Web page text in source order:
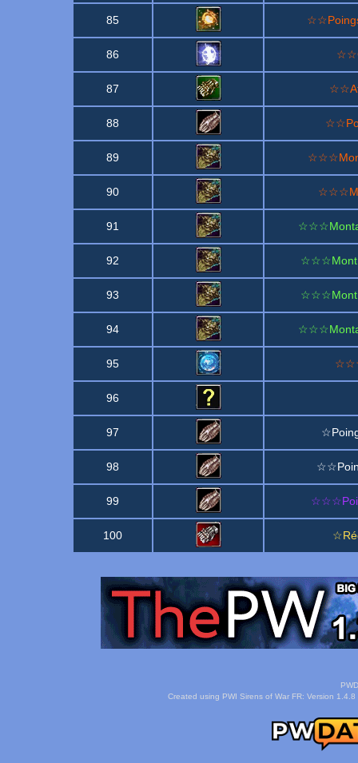
85
86
87
88
89
90
91
92 ☆☆☆Mont
93 ☆☆☆Mont
94
95
96
97
98
99
100
Created using PWI Sirens of War FR: Version